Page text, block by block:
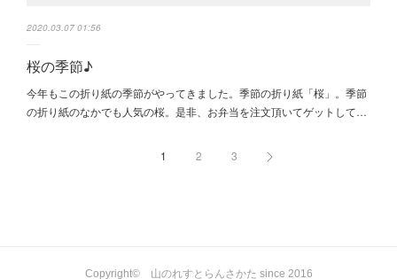
2020.03.07 01:56
桜の季節♪
今年もこの折り紙の季節がやってきました。季節の折り紙「桜」。季節
の折り紙のなかでも人気の桜。是非、お弁当を注文頂いてゲットして…
1 2 3
Copyright© 山のれすとらんさかた since 2016